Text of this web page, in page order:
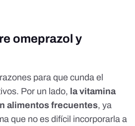
omeprazol y
para que cunda el
Por un lado, la vitamina
alimentos frecuentes, ya
que no es difícil incorporarla a